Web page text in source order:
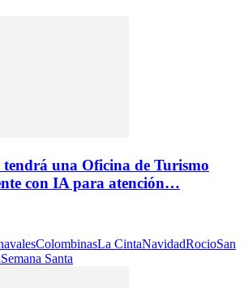
una Oficina de Turismo
con IA para atención…
ColombinasLa CintaNavidadRocioSan
Semana Santa